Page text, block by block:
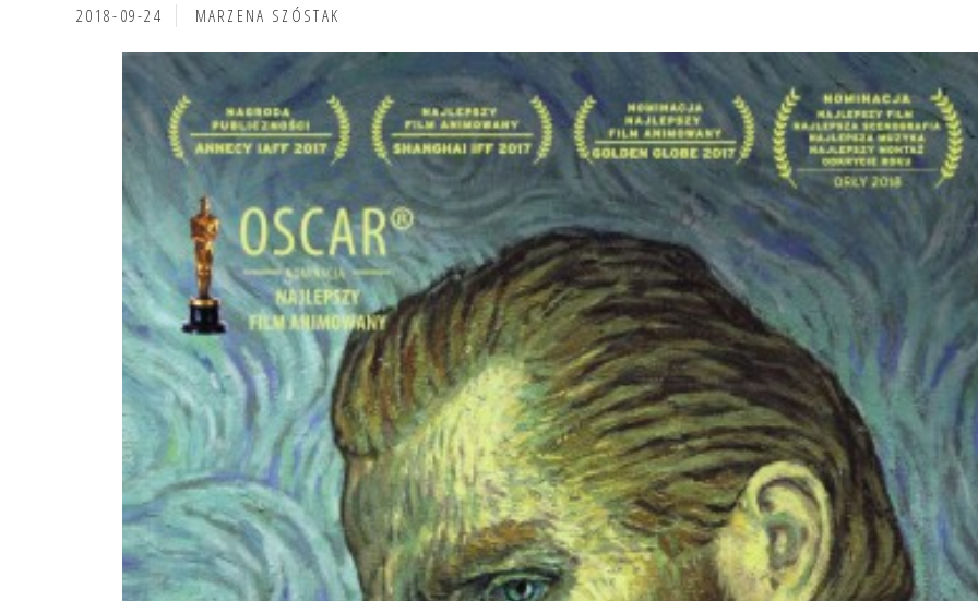
2018-09-24 MARZENA SZÓSTAK